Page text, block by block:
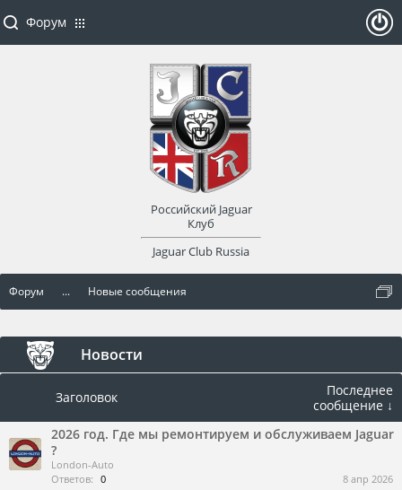
Форум ... Новые сообщения
Новости
Заголовок
Последнее
сообщение ↓
2026 год. Где мы ремонтируем и обслуживаем Jaguar
?
London-Auto
Ответов: 0 8 апр 2026
Форум
Российский Jaguar
Клуб
Jaguar Club Russia
оват